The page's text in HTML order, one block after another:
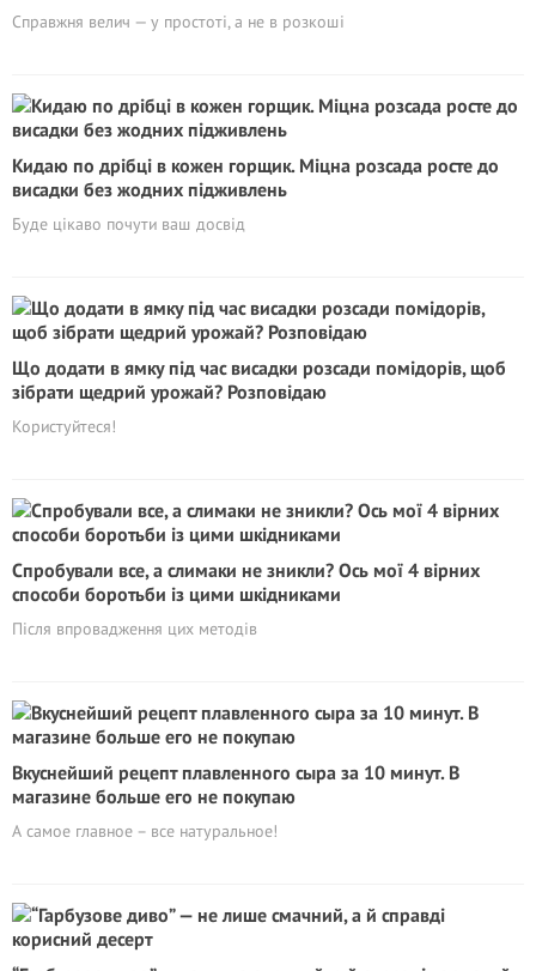
Справжня велич — у простоті, а не в розкоші
Кидаю по дрібці в кожен горщик. Міцна розсада росте до
висадки без жодних підживлень
Буде цікаво почути ваш досвід
Що додати в ямку під час висадки розсади помідорів, щоб
зібрати щедрий урожай? Розповідаю
Користуйтеся!
Спробували все, а слимаки не зникли? Ось мої 4 вірних
способи боротьби із цими шкідниками
Після впровадження цих методів
Вкуснейший рецепт плавленного сыра за 10 минут. В
магазине больше его не покупаю
А самое главное – все натуральное!